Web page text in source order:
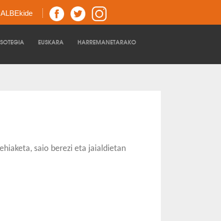
EUSKARA HARREMANETARAKO
saio berezi eta jaialdietan